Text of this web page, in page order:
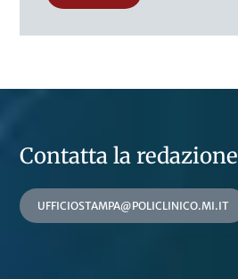
Contatta la redazione
UFFICIOSTAMPA@POLICLINICO.MI.IT